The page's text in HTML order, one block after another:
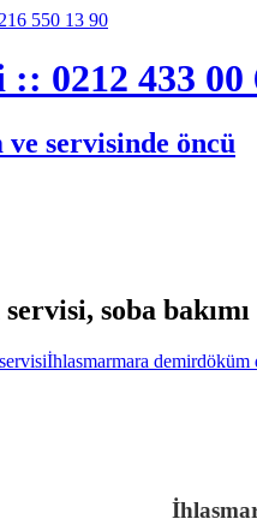
0212 433 00
servisinde öncü
soba bakımı
İhlasmarmara demirdöküm